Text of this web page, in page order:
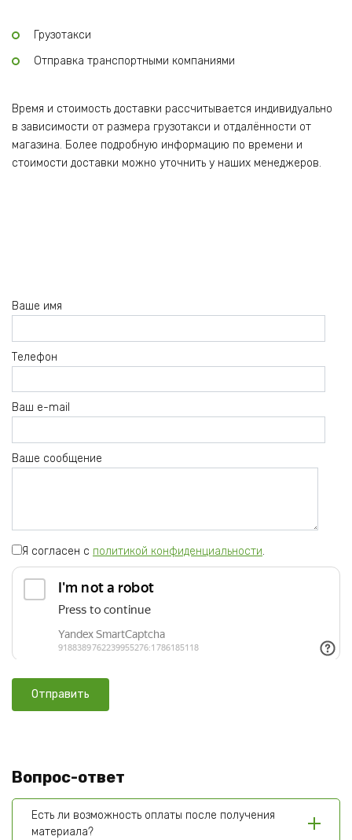
Грузотакси
Отправка транспортными компаниями
Время и стоимость доставки рассчитывается индивидуально
в зависимости от размера грузотакси и отдалённости от
магазина. Более подробную информацию по времени и
стоимости доставки можно уточнить у наших менеджеров.
Ваше имя
Телефон
Ваш e-mail
Ваше сообщение
Я согласен с политикой конфиденциальности.
Вопрос-ответ
Есть ли возможность оплаты после получения
материала?